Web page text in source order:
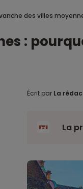
des villes
:
Écrit par La
La